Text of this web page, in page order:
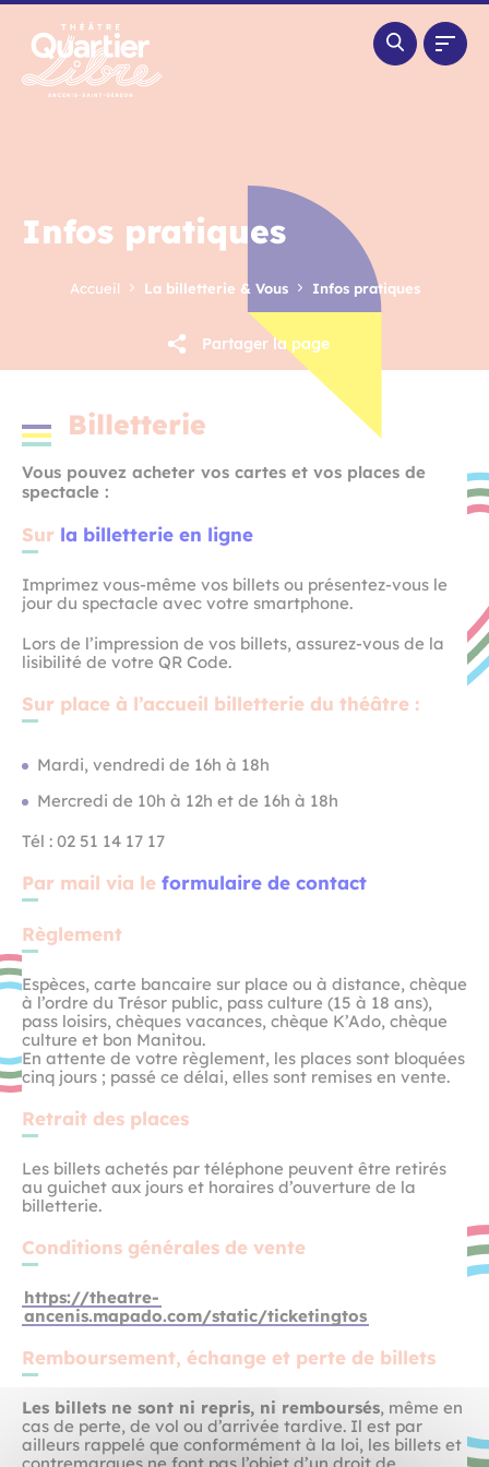
Infos pratiques
Accueil La billetterie & Vous Infos pratiques
Partager la page
Billetterie
Vous pouvez acheter vos cartes et vos places de
spectacle :
Sur la billetterie en ligne
Imprimez vous-même vos billets ou présentez-vous le
jour du spectacle avec votre smartphone.
Lors de l’impression de vos billets, assurez-vous de la
lisibilité de votre QR Code.
Sur place à l’accueil billetterie du théâtre :
Mardi, vendredi de 16h à 18h
Mercredi de 10h à 12h et de 16h à 18h
Tél : 02 51 14 17 17
Par mail via le formulaire de contact
Règlement
Espèces, carte bancaire sur place ou à distance, chèque
à l’ordre du Trésor public, pass culture (15 à 18 ans),
pass loisirs, chèques vacances, chèque K’Ado, chèque
culture et bon Manitou.
En attente de votre règlement, les places sont bloquées
cinq jours ; passé ce délai, elles sont remises en vente.
Retrait des places
Les billets achetés par téléphone peuvent être retirés
au guichet aux jours et horaires d’ouverture de la
billetterie.
Conditions générales de vente
https://theatre-
ancenis.mapado.com/static/ticketingtos
Remboursement, échange et perte de billets
Les billets ne sont ni repris, ni remboursés, même en
cas de perte, de vol ou d’arrivée tardive. Il est par
ailleurs rappelé que conformément à la loi, les billets et
Panneau de gestion des cookies